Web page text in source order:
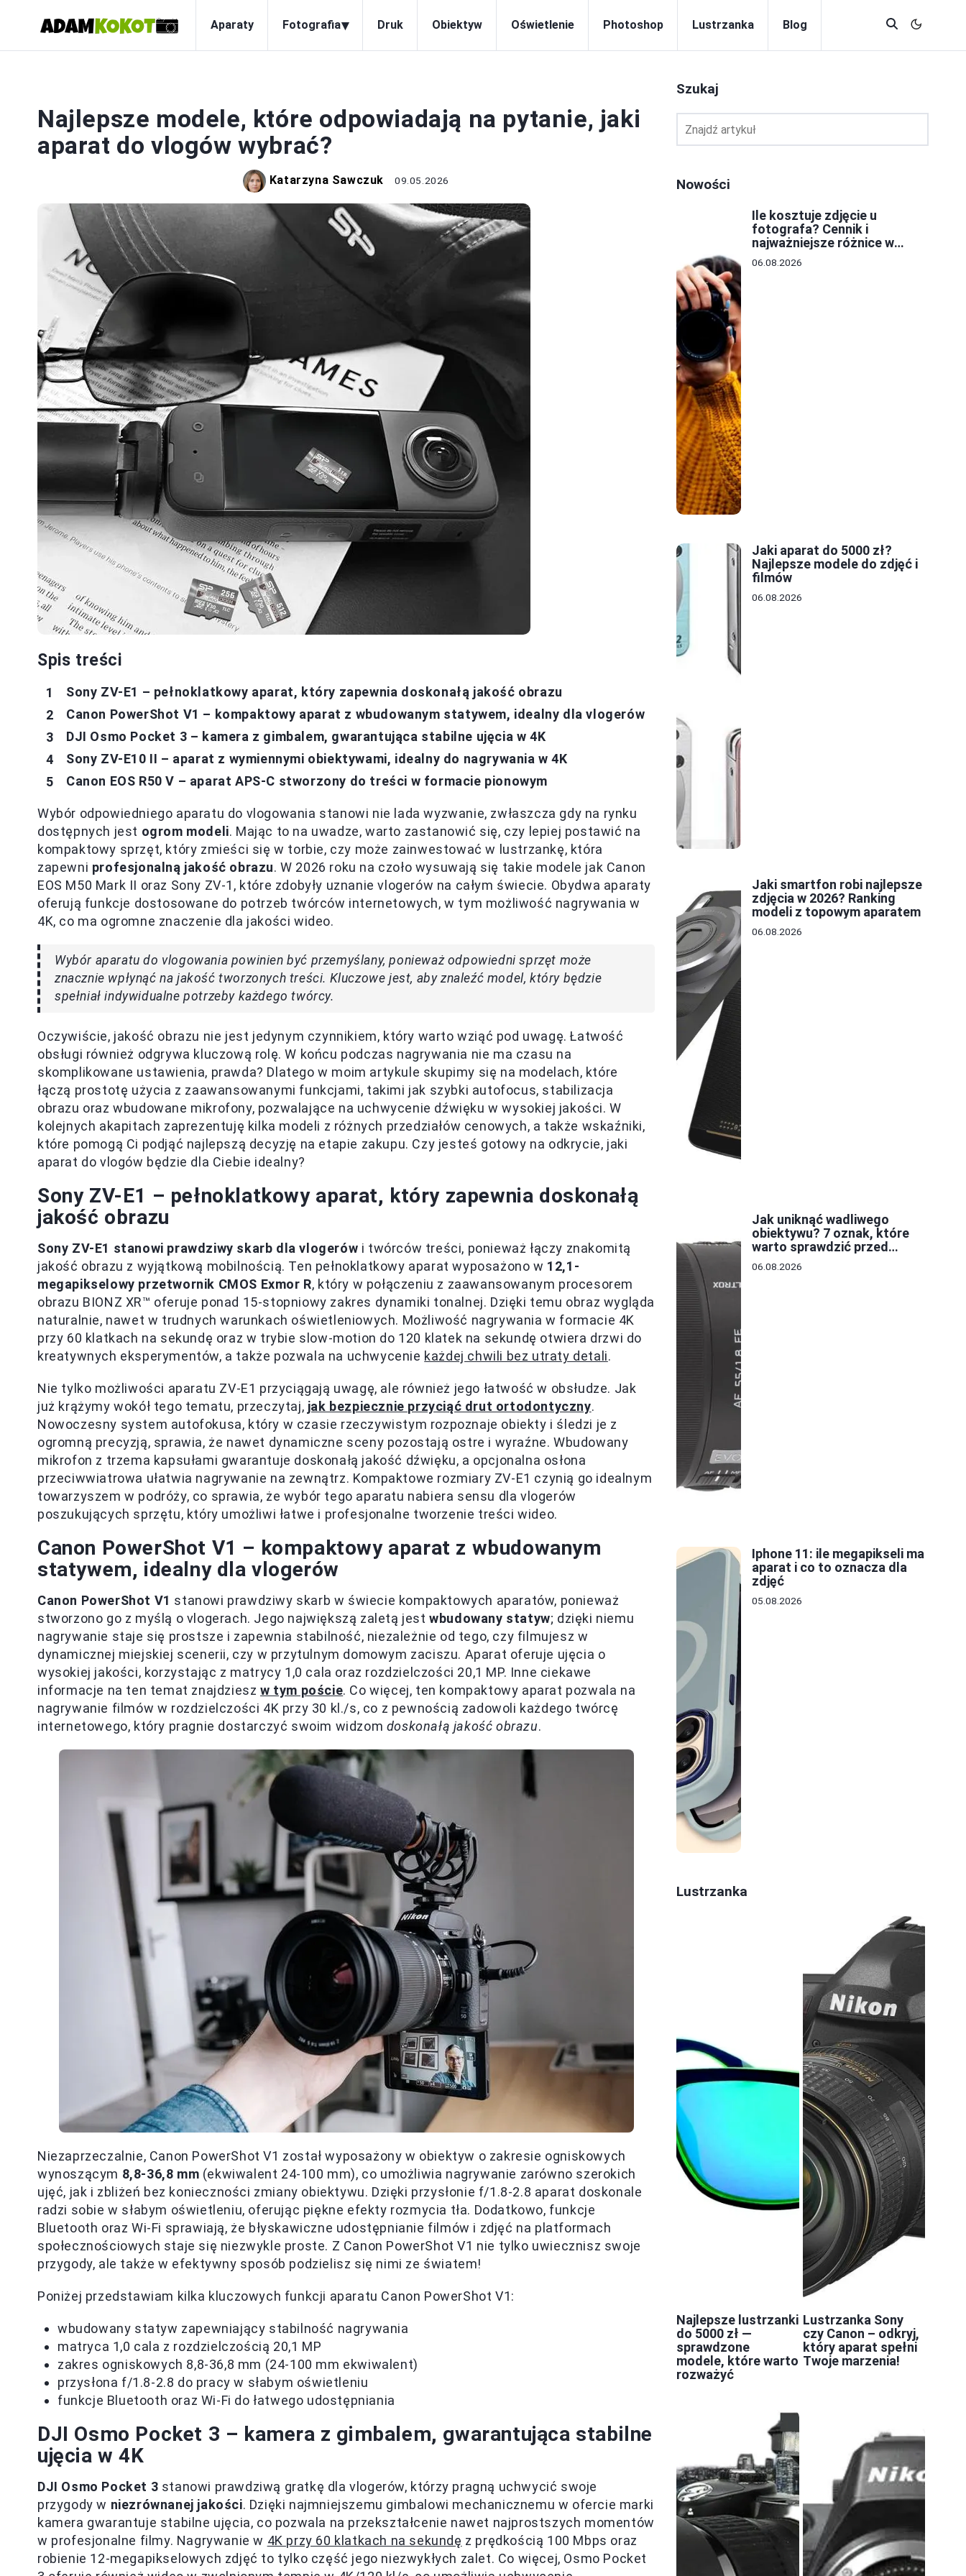
Aparaty Fotografia▾ Druk Obiektyw Oświetlenie Photoshop Lustrzanka Blog
Najlepsze modele, które odpowiadają na pytanie, jaki
aparat do vlogów wybrać?
Katarzyna Sawczuk 09.05.2026
Spis treści
Sony ZV-E1 – pełnoklatkowy aparat, który zapewnia doskonałą jakość obrazu
Canon PowerShot V1 – kompaktowy aparat z wbudowanym statywem, idealny dla vlogerów
DJI Osmo Pocket 3 – kamera z gimbalem, gwarantująca stabilne ujęcia w 4K
Sony ZV-E10 II – aparat z wymiennymi obiektywami, idealny do nagrywania w 4K
Canon EOS R50 V – aparat APS-C stworzony do treści w formacie pionowym
Wybór odpowiedniego aparatu do vlogowania stanowi nie lada wyzwanie, zwłaszcza gdy na rynku
dostępnych jest ogrom modeli. Mając to na uwadze, warto zastanowić się, czy lepiej postawić na
kompaktowy sprzęt, który zmieści się w torbie, czy może zainwestować w lustrzankę, która
zapewni profesjonalną jakość obrazu. W 2026 roku na czoło wysuwają się takie modele jak Canon
EOS M50 Mark II oraz Sony ZV-1, które zdobyły uznanie vlogerów na całym świecie. Obydwa aparaty
oferują funkcje dostosowane do potrzeb twórców internetowych, w tym możliwość nagrywania w
4K, co ma ogromne znaczenie dla jakości wideo.
Wybór aparatu do vlogowania powinien być przemyślany, ponieważ odpowiedni sprzęt może
znacznie wpłynąć na jakość tworzonych treści. Kluczowe jest, aby znaleźć model, który będzie
spełniał indywidualne potrzeby każdego twórcy.
Oczywiście, jakość obrazu nie jest jedynym czynnikiem, który warto wziąć pod uwagę. Łatwość
obsługi również odgrywa kluczową rolę. W końcu podczas nagrywania nie ma czasu na
skomplikowane ustawienia, prawda? Dlatego w moim artykule skupimy się na modelach, które
łączą prostotę użycia z zaawansowanymi funkcjami, takimi jak szybki autofocus, stabilizacja
obrazu oraz wbudowane mikrofony, pozwalające na uchwycenie dźwięku w wysokiej jakości. W
kolejnych akapitach zaprezentuję kilka modeli z różnych przedziałów cenowych, a także wskaźniki,
które pomogą Ci podjąć najlepszą decyzję na etapie zakupu. Czy jesteś gotowy na odkrycie, jaki
aparat do vlogów będzie dla Ciebie idealny?
Sony ZV-E1 – pełnoklatkowy aparat, który zapewnia doskonałą
jakość obrazu
Sony ZV-E1 stanowi prawdziwy skarb dla vlogerów i twórców treści, ponieważ łączy znakomitą
jakość obrazu z wyjątkową mobilnością. Ten pełnoklatkowy aparat wyposażono w 12,1-
megapikselowy przetwornik CMOS Exmor R, który w połączeniu z zaawansowanym procesorem
obrazu BIONZ XR™ oferuje ponad 15-stopniowy zakres dynamiki tonalnej. Dzięki temu obraz wygląda
naturalnie, nawet w trudnych warunkach oświetleniowych. Możliwość nagrywania w formacie 4K
przy 60 klatkach na sekundę oraz w trybie slow-motion do 120 klatek na sekundę otwiera drzwi do
kreatywnych eksperymentów, a także pozwala na uchwycenie każdej chwili bez utraty detali.
Nie tylko możliwości aparatu ZV-E1 przyciągają uwagę, ale również jego łatwość w obsłudze. Jak
już krążymy wokół tego tematu, przeczytaj, jak bezpiecznie przyciąć drut ortodontyczny.
Nowoczesny system autofokusa, który w czasie rzeczywistym rozpoznaje obiekty i śledzi je z
ogromną precyzją, sprawia, że nawet dynamiczne sceny pozostają ostre i wyraźne. Wbudowany
mikrofon z trzema kapsułami gwarantuje doskonałą jakość dźwięku, a opcjonalna osłona
przeciwwiatrowa ułatwia nagrywanie na zewnątrz. Kompaktowe rozmiary ZV-E1 czynią go idealnym
towarzyszem w podróży, co sprawia, że wybór tego aparatu nabiera sensu dla vlogerów
poszukujących sprzętu, który umożliwi łatwe i profesjonalne tworzenie treści wideo.
Canon PowerShot V1 – kompaktowy aparat z wbudowanym
statywem, idealny dla vlogerów
Canon PowerShot V1 stanowi prawdziwy skarb w świecie kompaktowych aparatów, ponieważ
stworzono go z myślą o vlogerach. Jego największą zaletą jestwbudowany statyw; dzięki niemu
nagrywanie staje się prostsze i zapewnia stabilność, niezależnie od tego, czy filmujesz w
dynamicznej miejskiej scenerii, czy w przytulnym domowym zaciszu. Aparat oferuje ujęcia o
wysokiej jakości, korzystając z matrycy 1,0 cala oraz rozdzielczości 20,1 MP. Inne ciekawe
informacje na ten temat znajdzieszw tym poście. Co więcej, ten kompaktowy aparat pozwala na
nagrywanie filmów w rozdzielczości 4K przy 30 kl./s, co z pewnością zadowoli każdego twórcę
internetowego, który pragnie dostarczyć swoim widzom doskonałą jakość obrazu.
Niezaprzeczalnie, Canon PowerShot V1 został wyposażony w obiektyw o zakresie ogniskowych
wynoszącym 8,8-36,8 mm (ekwiwalent 24-100 mm), co umożliwia nagrywanie zarówno szerokich
ujęć, jak i zbliżeń bez konieczności zmiany obiektywu. Dzięki przysłonie f/1.8-2.8 aparat doskonale
radzi sobie w słabym oświetleniu, oferując piękne efekty rozmycia tła. Dodatkowo, funkcje
Bluetooth oraz Wi-Fi sprawiają, że błyskawiczne udostępnianie filmów i zdjęć na platformach
społecznościowych staje się niezwykle proste. Z Canon PowerShot V1 nie tylko uwiecznisz swoje
przygody, ale także w efektywny sposób podzielisz się nimi ze światem!
Poniżej przedstawiam kilka kluczowych funkcji aparatu Canon PowerShot V1:
wbudowany statyw zapewniający stabilność nagrywania
matryca 1,0 cala z rozdzielczością 20,1 MP
zakres ogniskowych 8,8-36,8 mm (24-100 mm ekwiwalent)
przysłona f/1.8-2.8 do pracy w słabym oświetleniu
funkcje Bluetooth oraz Wi-Fi do łatwego udostępniania
DJI Osmo Pocket 3 – kamera z gimbalem, gwarantująca stabilne
ujęcia w 4K
DJI Osmo Pocket 3 stanowi prawdziwą gratkę dla vlogerów, którzy pragną uchwycić swoje
przygody w niezrównanej jakości. Dzięki najmniejszemu gimbalowi mechanicznemu w ofercie marki
kamera gwarantuje stabilne ujęcia, co pozwala na przekształcenie nawet najprostszych momentów
w profesjonalne filmy. Nagrywanie w 4K przy 60 klatkach na sekundę z prędkością 100 Mbps oraz
robienie 12-megapikselowych zdjęć to tylko część jego niezwykłych zalet. Co więcej, Osmo Pocket
Szukaj
Nowości
Ile kosztuje zdjęcie u
fotografa? Cennik i
najważniejsze różnice w
cenach
06.08.2026
Jaki aparat do 5000 zł?
Najlepsze modele do zdjęć i
filmów
06.08.2026
Jaki smartfon robi najlepsze
zdjęcia w 2026? Ranking
modeli z topowym aparatem
06.08.2026
Jak uniknąć wadliwego
obiektywu? 7 oznak, które
warto sprawdzić przed
zakupem
06.08.2026
Iphone 11: ile megapikseli ma
aparat i co to oznacza dla
zdjęć
05.08.2026
Lustrzanka
Najlepsze lustrzanki
do 5000 zł —
sprawdzone
modele, które warto
rozważyć
Lustrzanka Sony
czy Canon – odkryj,
który aparat spełni
Twoje marzenia!